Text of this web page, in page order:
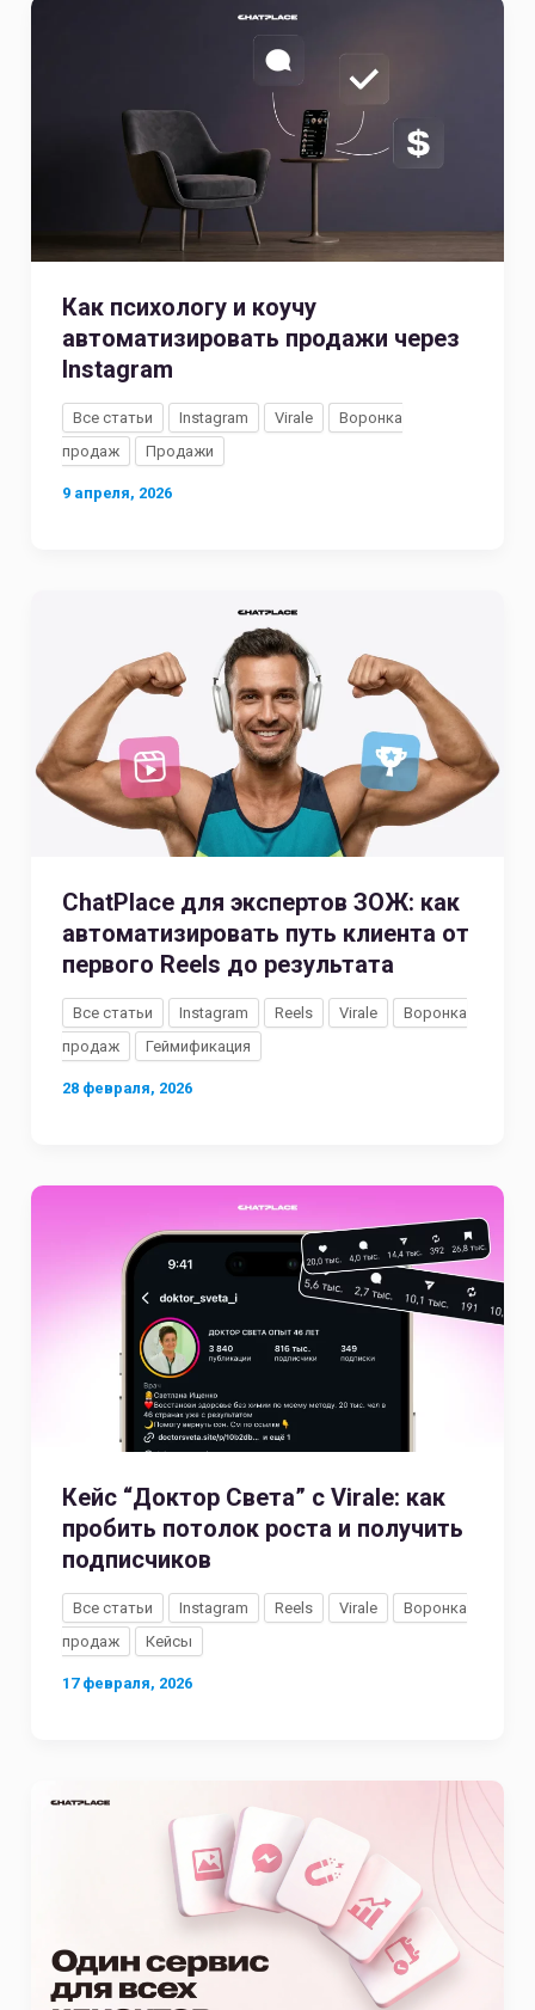
Как психологу и коучу
автоматизировать продажи через
Instagram
Все статьи Instagram Virale
Воронка
продаж
Продажи
9 апреля, 2026
ChatPlace для экспертов ЗОЖ: как
автоматизировать путь клиента от
первого Reels до результата
Все статьи Instagram Reels Virale
Воронка
продаж
Геймификация
28 февраля, 2026
Кейс “Доктор Света” с Virale: как
пробить потолок роста и получить
подписчиков
Все статьи Instagram Reels Virale
Воронка
продаж
Кейсы
17 февраля, 2026